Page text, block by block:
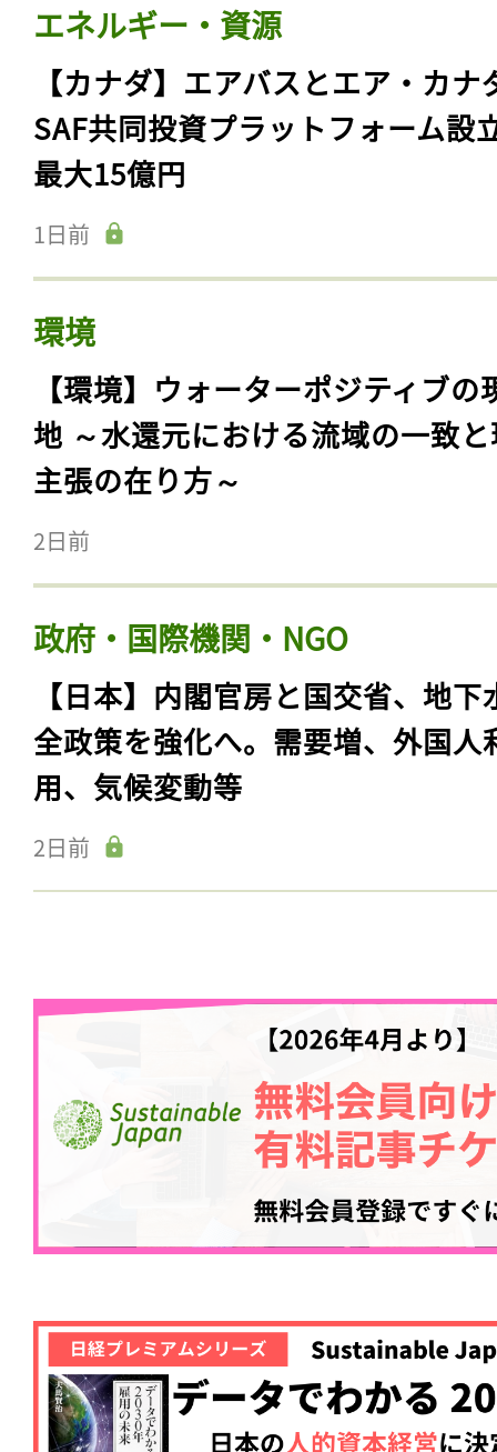
エネルギー・資源
【カナダ】エアバスとエア・カナ
SAF共同投資プラットフォーム設
最大15億円
1日前
環境
【環境】ウォーターポジティブの
地 ～水還元における流域の一致
主張の在り方～
2日前
政府・国際機関・NGO
【日本】内閣官房と国交省、地下
全政策を強化へ。需要増、外国人
用、気候変動等
2日前